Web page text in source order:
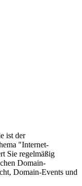
ist der
"Internet-
Sie regelmäßig
Domain-
Domain-Events und